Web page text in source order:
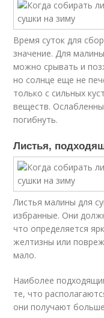
Время суток для
значение. Для
можно срывать и
но солнце еще не
только с сильных
веществ.
погибнуть.
Листья,
Листья малины для
избранные. Они
что определяется
желтизны или
мало.
Наиболее
те, что
они получают